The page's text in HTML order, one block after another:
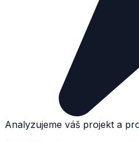
Analyzujeme váš projekt a